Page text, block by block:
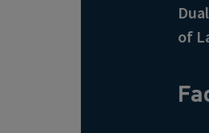
of